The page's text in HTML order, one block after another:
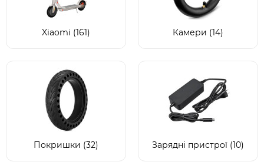
Xiaomi (161) Камери (14)
Покришки (32) Зарядні пристрої (10)